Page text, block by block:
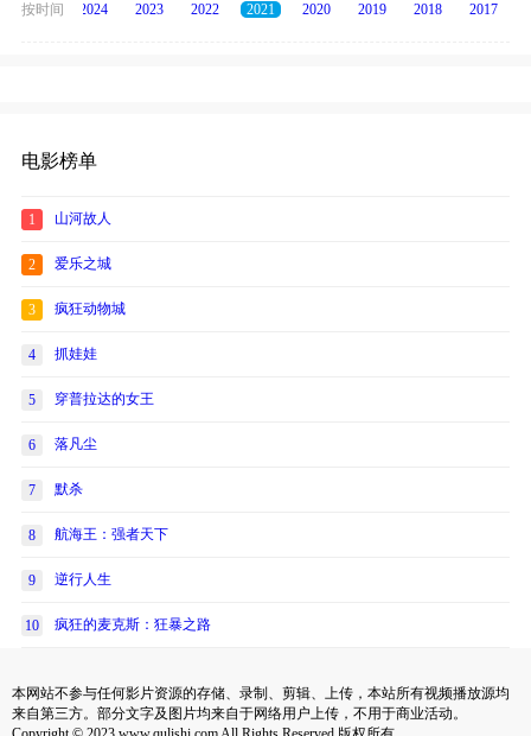
按时间
2025 2024 2023 2022 2021 2020 2019 2018 2017
电影榜单
1 山河故人
2 爱乐之城
3 疯狂动物城
4 抓娃娃
5 穿普拉达的女王
6 落凡尘
7 默杀
8 航海王：强者天下
9 逆行人生
10 疯狂的麦克斯：狂暴之路
本网站不参与任何影片资源的存储、录制、剪辑、上传，本站所有视频播放源均
来自第三方。部分文字及图片均来自于网络用户上传，不用于商业活动。